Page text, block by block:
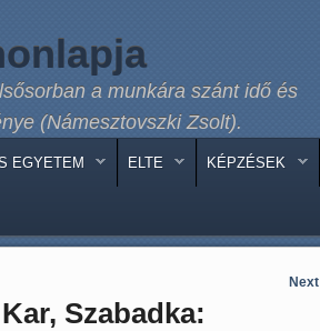
a munkára szánt idő és
(Námesztovszki Zsolt).
EGYETEM ELTE KÉPZÉSEK
Next
Szabadka: